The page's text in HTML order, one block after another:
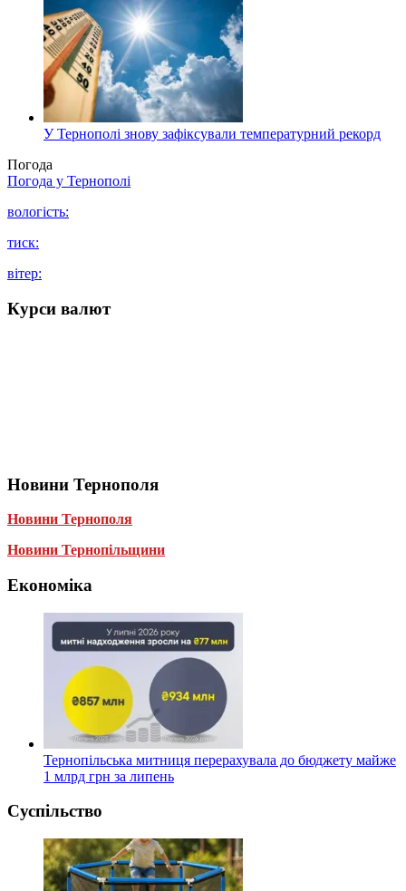
У Тернополі знову зафіксували температурний рекорд
Погода
Погода у Тернополі
вологість:
тиск:
вітер:
Курси валют
Новини Тернополя
Новини Тернополя
Новини Тернопільщини
Економіка
Тернопільська митниця перерахувала до бюджету майже
1 млрд грн за липень
Суспільство